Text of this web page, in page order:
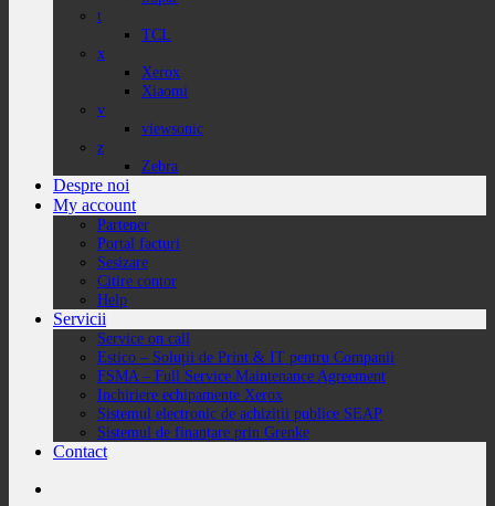
t
TCL
x
Xerox
Xiaomi
v
viewsonic
z
Zebra
Despre noi
My account
Partener
Portal facturi
Sesizare
Citire contor
Help
Servicii
Service on call
Estico – Soluții de Print & IT pentru Companii
FSMA – Full Service Maintenance Agreement
Inchiriere echipamente Xerox
Sistemul electronic de achiziții publice SEAP
Sistemul de finanțare prin Grenke
Contact